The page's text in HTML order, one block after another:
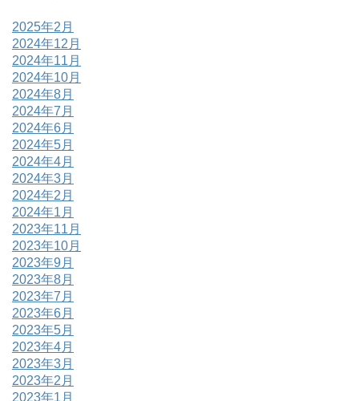
2025年2月
2024年12月
2024年11月
2024年10月
2024年8月
2024年7月
2024年6月
2024年5月
2024年4月
2024年3月
2024年2月
2024年1月
2023年11月
2023年10月
2023年9月
2023年8月
2023年7月
2023年6月
2023年5月
2023年4月
2023年3月
2023年2月
2023年1月